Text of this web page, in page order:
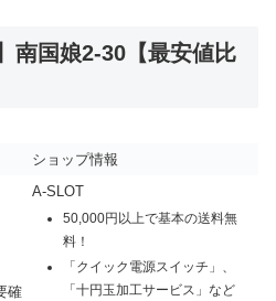
南国娘2-30【最安値比
ショップ情報
確
A-SLOT
50,000円以上で基本の送料無
料！
「クイック電源スイッチ」、
「十円玉加工サービス」など